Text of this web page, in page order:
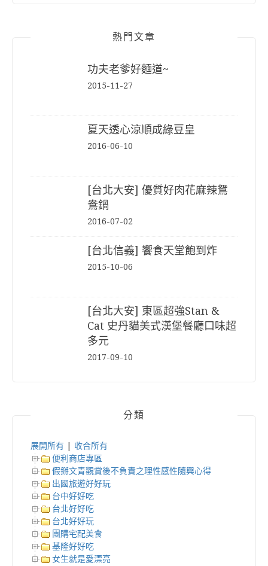
熱門文章
功夫老爹好麵道~
2015-11-27
夏天透心涼順成綠豆皇
2016-06-10
[台北大安] 優質好肉花麻辣鴛
鴦鍋
2016-07-02
[台北信義] 饗食天堂飽到炸
2015-10-06
[台北大安] 東區超強Stan &
Cat 史丹貓美式漢堡餐廳口味超
多元
2017-09-10
分類
展開所有
收合所有
便利商店專區
假掰文青觀賞後不負責之理性感性隨興心得
出國旅遊好好玩
台中好好吃
台北好好吃
台北好好玩
團購宅配美食
基隆好好吃
女生就是愛漂亮